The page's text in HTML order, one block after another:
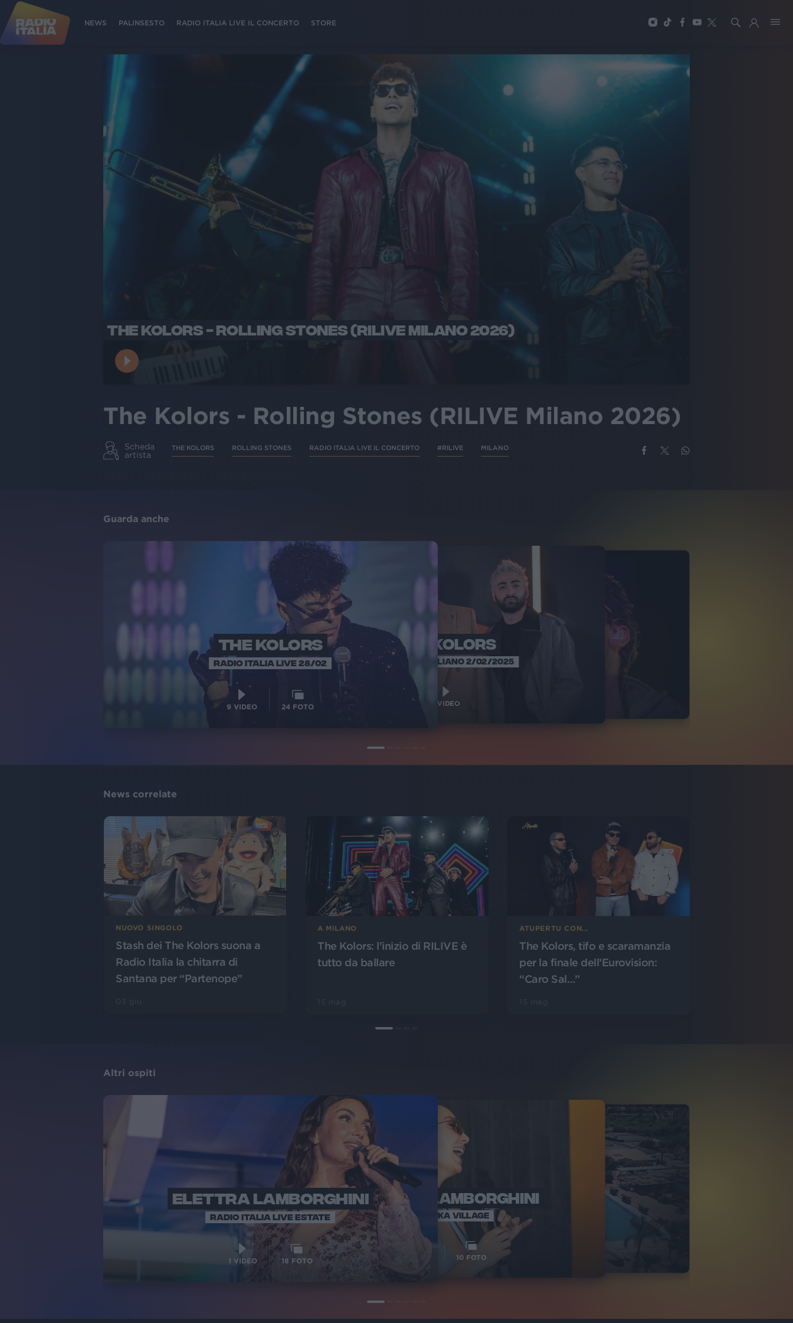
NEWS PALINSESTO RADIO ITALIA LIVE IL CONCERTO STORE
THE KOLORS - ROLLING STONES (RILIVE MILANO 2026)
The Kolors - Rolling Stones (RILIVE Milano 2026)
Scheda
artista
THE KOLORS ROLLING STONES RADIO ITALIA LIVE IL CONCERTO #RILIVE MILANO
Guarda anche
THE KOLORS
RADIO ITALIA LIVE 28/02
9 VIDEO 24 FOTO
THE KOLORS
SANREMO ITALIANO 2/02/2025
VIDEO
THE KOLORS
INTERVISTA 15/03
News correlate
NUOVO SINGOLO
Stash dei The Kolors suona a
Radio Italia la chitarra di
Santana per “Partenope”
A MILANO
The Kolors: l'inizio di RILIVE è
tutto da ballare
ATUPERTU CON...
The Kolors, tifo e scaramanzia
per la finale dell’Eurovision:
“Caro Sal…”
Altri ospiti
ELETTRA LAMBORGHINI
RADIO ITALIA LIVE ESTATE
1 VIDEO 18 FOTO
ELETTRA LAMBORGHINI
VOI TANKA VILLAGE
10 FOTO
RADIO ITALIA
VOI TANKA VILLAGE